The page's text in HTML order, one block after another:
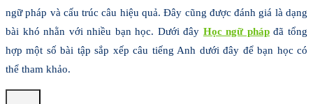
ngữ pháp và cấu trúc câu hiệu quả. Đây cũng được đánh giá là dạng
bài khó nhằn với nhiều bạn học. Dưới đây Học ngữ phápđã tổng
hợp một số bài tập sắp xếp câu tiếng Anh dưới đây để bạn học có
thể tham khảo.